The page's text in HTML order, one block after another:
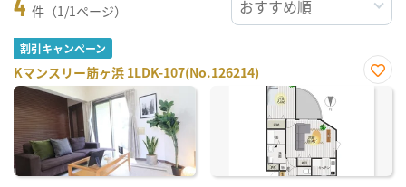
件（1/1ページ）
割引キャンペーン
Kマンスリー筋ヶ浜 1LDK-107(No.126214)
お気